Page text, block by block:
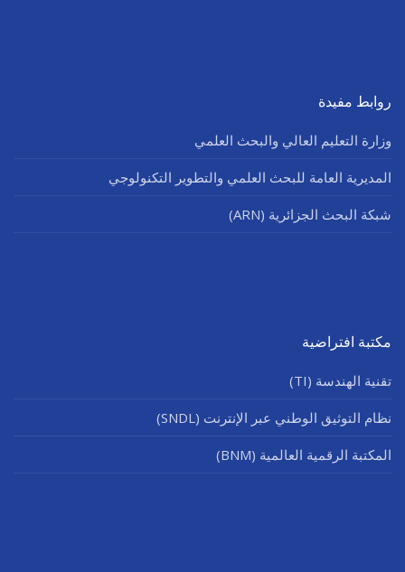
روابط مفيدة
وزارة التعليم العالي والبحث العلمي
المديرية العامة للبحث العلمي والتطوير التكنولوجي
شبكة البحث الجزائرية (ARN)
مكتبة افتراضية
تقنية الهندسة (TI)
نظام التوثيق الوطني عبر الإنترنت (SNDL)
المكتبة الرقمية العالمية (BNM)